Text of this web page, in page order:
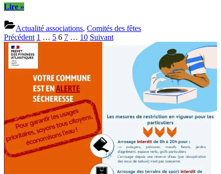
Lire“Début
sérénades
ce
week-
end”
»
Actualité associations, Comités des fêtes
Pagination
des
publications
Précédent 1 … 5 6 7 … 10 Suivant